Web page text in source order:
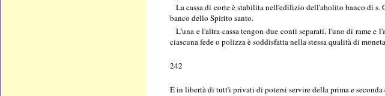
La cassa di corte è stabilita nell'edilìzio dell'abolito banco di s.
banco dello Spirito santo.
L'una e l'altra cassa tengon due conti separati, l'uno di rame e
ciascuna fede o polizza è soddisfatta nella stessa qualità di
242
È in libertà di tutt'i privati di potersi servire della prima e